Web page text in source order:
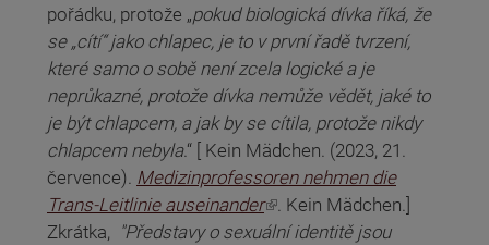
pořádku, protože „pokud biologická dívka říká, že
se „cítí“ jako chlapec, je to v první řadě tvrzení,
které samo o sobě není zcela logické a je
neprůkazné, protože dívka nemůže vědět, jaké to
je být chlapcem, a jak by se cítila, protože nikdy
chlapcem nebyla.“ [ Kein Mädchen. (2023, 21.
července). Medizinprofessoren nehmen die
Trans-Leitlinie auseinander
(odkaz je externí)
. Kein Mädchen.]
Zkrátka, "Představy o sexuální identitě jsou